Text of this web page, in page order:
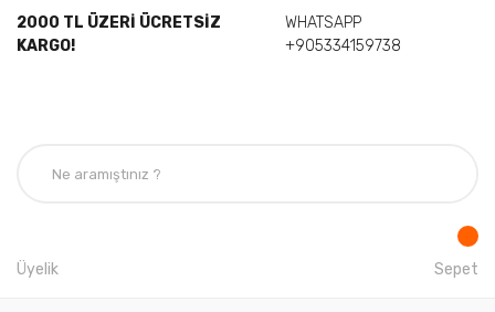
2000 TL ÜZERİ ÜCRETSİZ
KARGO!
WHATSAPP
+905334159738
Üyelik Sepet